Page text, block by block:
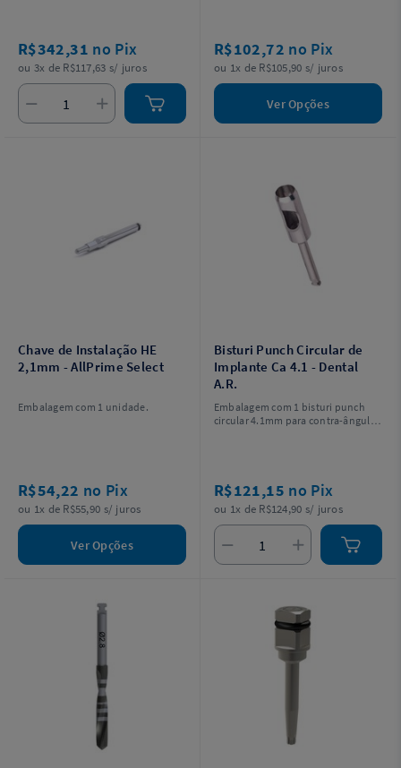
R$342,31 no Pix
ou 3x de R$117,63 s/ juros
R$102,72 no Pix
ou 1x de R$105,90 s/ juros
Ver Opções
Chave de Instalação HE
2,1mm - AllPrime Select
Embalagem com 1 unidade.
R$54,22 no Pix
ou 1x de R$55,90 s/ juros
Ver Opções
Bisturi Punch Circular de
Implante Ca 4.1 - Dental
A.R.
Embalagem com 1 bisturi punch
circular 4.1mm para contra-ângulo
R$121,15 no Pix
ou 1x de R$124,90 s/ juros